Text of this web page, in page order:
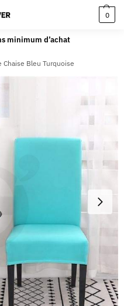
0
minimum d’achat
Chaise Bleu Turquoise